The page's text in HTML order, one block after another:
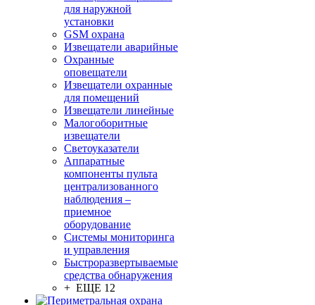
для наружной
установки
GSM охрана
Извещатели аварийные
Охранные
оповещатели
Извещатели охранные
для помещений
Извещатели линейные
Малогоборитные
извещатели
Светоуказатели
Аппаратные
компоненты пульта
централизованного
наблюдения –
приемное
оборудование
Системы мониторинга
и управления
Быстроразвертываемые
средства обнаружения
+ ЕЩЕ 12